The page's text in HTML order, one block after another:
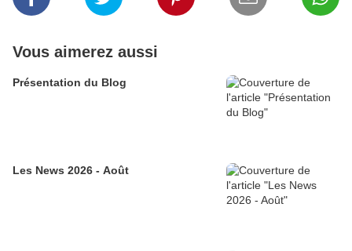
Vous aimerez aussi
Présentation du Blog
Les News 2026 - Août